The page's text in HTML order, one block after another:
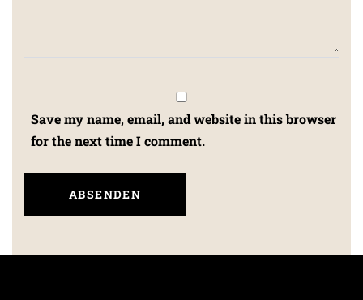
Save my name, email, and website in this browser
for the next time I comment.